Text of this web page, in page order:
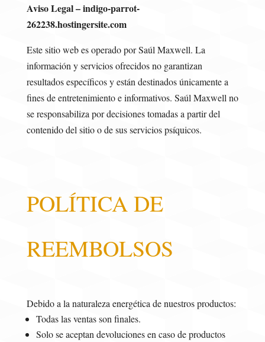
Aviso Legal – indigo-parrot-
262238.hostingersite.com
Este sitio web es operado por Saúl Maxwell. La
información y servicios ofrecidos no garantizan
resultados específicos y están destinados únicamente a
fines de entretenimiento e informativos. Saúl Maxwell no
se responsabiliza por decisiones tomadas a partir del
contenido del sitio o de sus servicios psíquicos.
POLÍTICA DE
REEMBOLSOS
Debido a la naturaleza energética de nuestros productos:
Todas las ventas son finales.
Solo se aceptan devoluciones en caso de productos